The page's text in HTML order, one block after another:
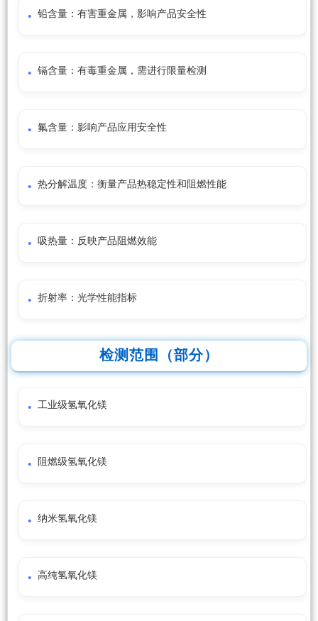
铅含量：有害重金属，影响产品安全性
镉含量：有毒重金属，需进行限量检测
氟含量：影响产品应用安全性
热分解温度：衡量产品热稳定性和阻燃性能
吸热量：反映产品阻燃效能
折射率：光学性能指标
检测范围（部分）
工业级氢氧化镁
阻燃级氢氧化镁
纳米氢氧化镁
高纯氢氧化镁